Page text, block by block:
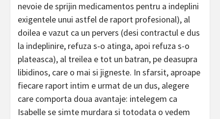
nevoie de sprijin medicamentos pentru a indeplini
exigentele unui astfel de raport profesional), al
doilea e vazut ca un pervers (desi contractul e dus
la indeplinire, refuza s-o atinga, apoi refuza s-o
plateasca), al treilea e tot un batran, pe deasupra
libidinos, care o mai si jigneste. In sfarsit, aproape
fiecare raport intim e urmat de un dus, alegere
care comporta doua avantaje: intelegem ca
Isabelle se simte murdara si totodata o vedem